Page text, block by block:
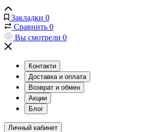
Закладки 0
Сравнить 0
Вы смотрели 0
Контакти
Доставка и оплата
Возврат и обмен
Акции
Блог
Личный кабинет